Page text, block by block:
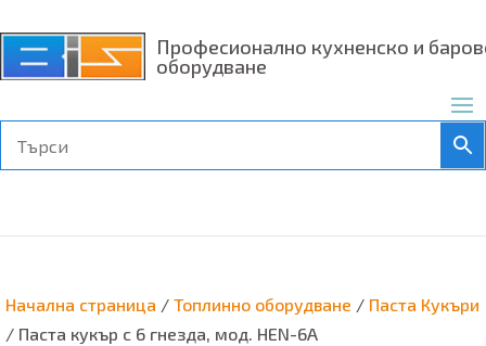
Професионално кухненско и
оборудване
Начална страница / Топлинно оборудване / Паста Кукъри
/ Паста кукър с 6 гнезда, мод. HEN-6A